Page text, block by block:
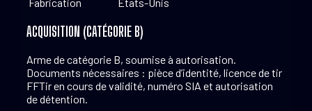
ACQUISITION (CATÉGORIE B)
Arme de catégorie B, soumise à autorisation.
Documents nécessaires : pièce d’identité, licence de tir
FFTir en cours de validité, numéro SIA et autorisation
de détention.